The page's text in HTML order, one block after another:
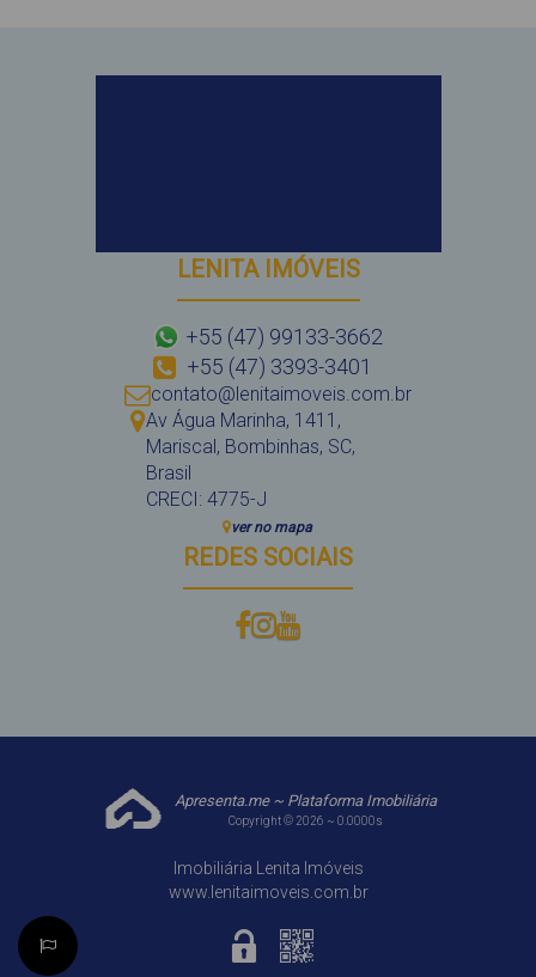
LENITA IMÓVEIS
+55 (47) 99133-3662
+55 (47) 3393-3401
contato@lenitaimoveis.com.br
Av Água Marinha, 1411 ,
Mariscal , Bombinhas, SC,
Brasil
CRECI: 4775-J
ver no mapa
REDES SOCIAIS
Apresenta.me ~ Plataforma Imobiliária
Copyright © 2026 ~ 0.0000s
Imobiliária Lenita Imóveis
www.lenitaimoveis.com.br